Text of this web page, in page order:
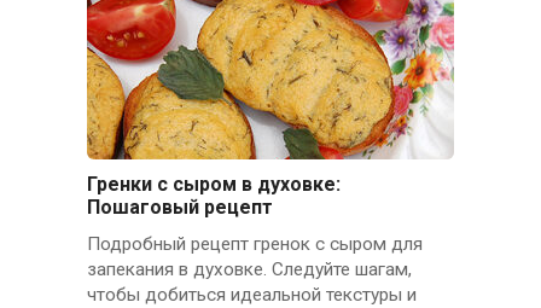
Гренки с сыром в духовке:
Пошаговый рецепт
Подробный рецепт гренок с сыром для
запекания в духовке. Следуйте шагам,
чтобы добиться идеальной текстуры и